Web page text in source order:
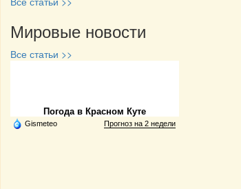
Мировые новости
Все статьи >>
Погода в Красном Куте
Gismeteo Прогноз на 2 недели